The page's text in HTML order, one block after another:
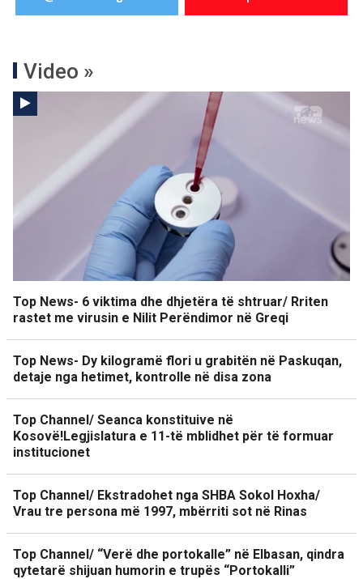
Video »
Top News- 6 viktima dhe dhjetëra të shtruar/ Rriten
rastet me virusin e Nilit Perëndimor në Greqi
Top News- Dy kilogramë flori u grabitën në Paskuqan,
detaje nga hetimet, kontrolle në disa zona
Top Channel/ Seanca konstituive në
Kosovë!Legjislatura e 11-të mblidhet për të formuar
institucionet
Top Channel/ Ekstradohet nga SHBA Sokol Hoxha/
Vrau tre persona më 1997, mbërriti sot në Rinas
Top Channel/ “Verë dhe portokalle” në Elbasan, qindra
qytetarë shijuan humorin e trupës “Portokalli”